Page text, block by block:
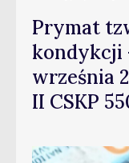
Prymat
kondykcji
września
II CSKP